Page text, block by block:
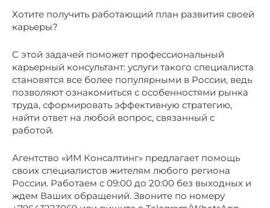
Хотите получить работающий план развития своей
карьеры?
С этой задачей поможет профессиональный
карьерный консультант: услуги такого специалиста
становятся все более популярными в России, ведь
позволяют ознакомиться с особенностями рынка
труда, сформировать эффективную стратегию,
найти ответ на любой вопрос, связанный с
работой.
Агентство «ИМ Консалтинг» предлагает помощь
своих специалистов жителям любого региона
России. Работаем с 09:00 до 20:00 без выходных и
ждем Ваших обращений. Звоните по номеру